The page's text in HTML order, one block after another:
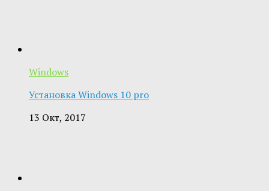
Windows
Установка Windows 10 pro
13 Окт, 2017